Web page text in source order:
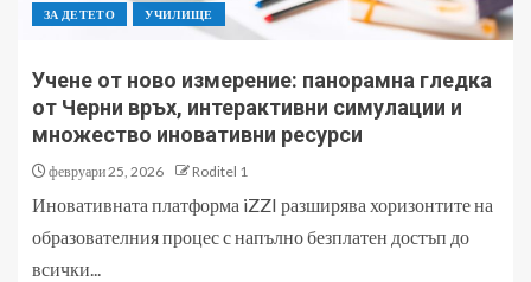
ЗА ДЕТЕТО УЧИЛИЩЕ
Учене от ново измерение: панорамна гледка
от Черни връх, интерактивни симулации и
множество иновативни ресурси
февруари 25, 2026 Roditel 1
Иновативната платформа iZZI разширява хоризонтите на
образователния процес с напълно безплатен достъп до
всички...